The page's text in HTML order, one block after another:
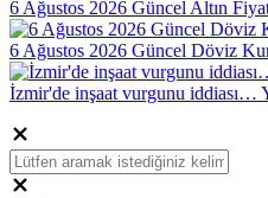
6 Ağustos 2026 Güncel Altın
6 Ağustos 2026 Güncel Döviz
İzmir'de inşaat vurgunu iddiası…